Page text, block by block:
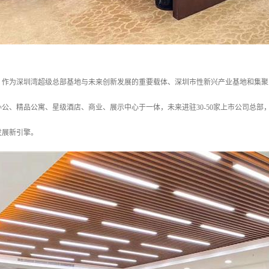
为深圳湾超级总部基地与未来创新发展的重要载体、深圳市性新兴产业基地和集
、精品公寓、星级酒店、商业、展示中心于一体，未来进驻30-50家上市公司总部
新引擎。